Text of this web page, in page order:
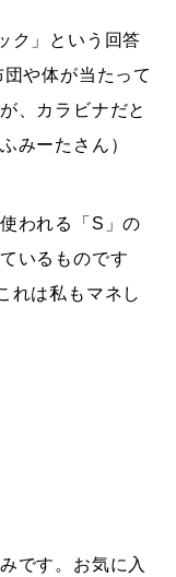
ク」という回答
や体が当たって
、カラビナだと
みーたさん）
われる「S」の
いるものです
れは私もマネし
です。お気に入